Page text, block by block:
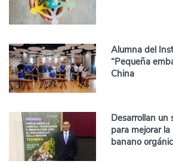
Alumna del
“Pequeña
China
Desarrollan un
para mejorar
banano